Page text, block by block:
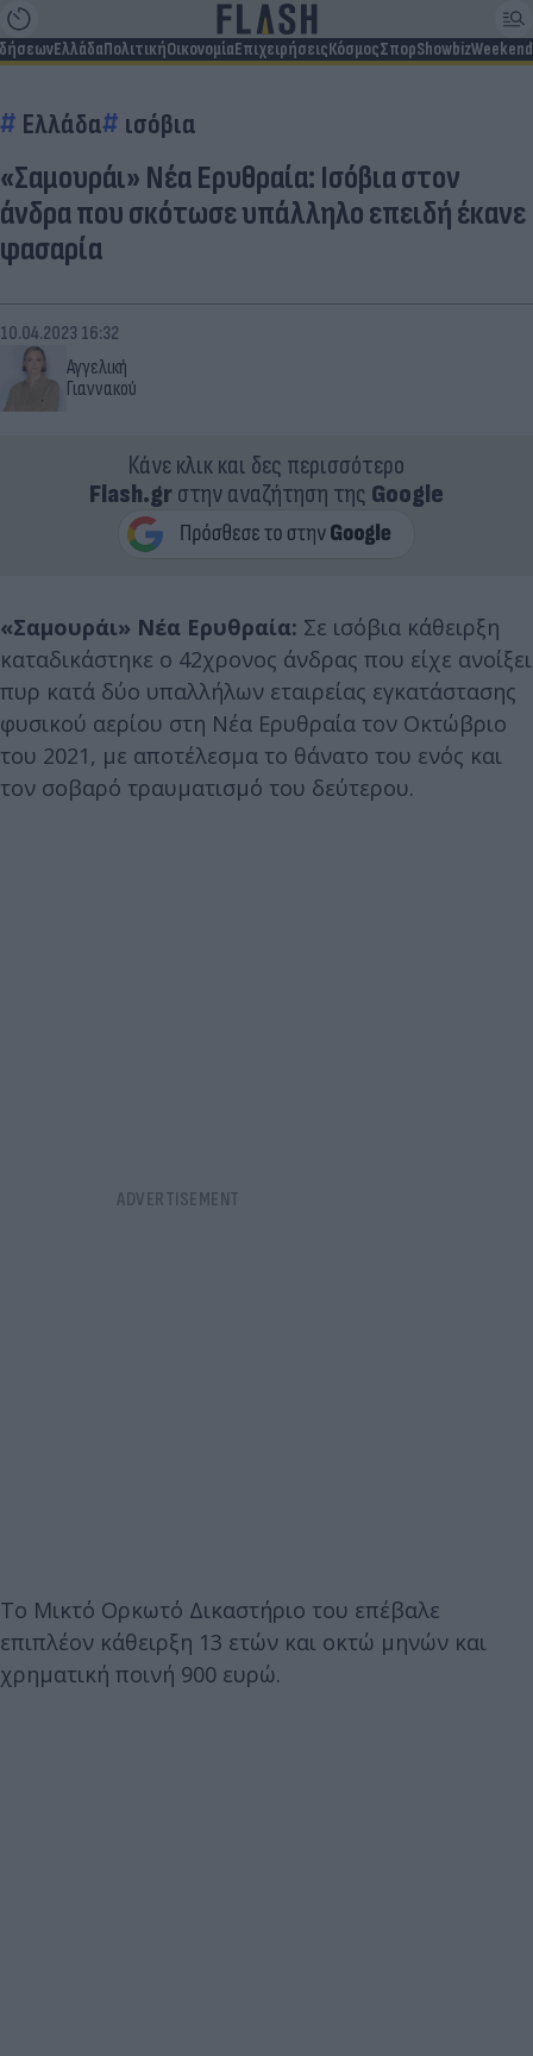
ΕλλάδαΠολιτικήΟικονομίαΕπιχειρήσειςΚόσμοςΣπορShowbizWeekend
Ελλάδα ισόβια
«Σαμουράι» Νέα Ερυθραία: Ισόβια στον
άνδρα που σκότωσε υπάλληλο επειδή έκανε
φασαρία
Αγγελική
Γιαννακού
10.04.2023 16:32
Κάνε κλικ και δες περισσότερο
Flash.grστην αναζήτηση της Google
«Σαμουράι» Νέα Ερυθραία: Σε ισόβια κάθειρξη
καταδικάστηκε ο 42χρονος άνδρας που είχε ανοίξει
πυρ κατά δύο υπαλλήλων εταιρείας εγκατάστασης
φυσικού αερίου στη Νέα Ερυθραία τον Οκτώβριο
του 2021, με αποτέλεσμα το θάνατο του ενός και
τον σοβαρό τραυματισμό του δεύτερου.
Το Μικτό Ορκωτό Δικαστήριο του επέβαλε
επιπλέον κάθειρξη 13 ετών και οκτώ μηνών και
χρηματική ποινή 900 ευρώ.